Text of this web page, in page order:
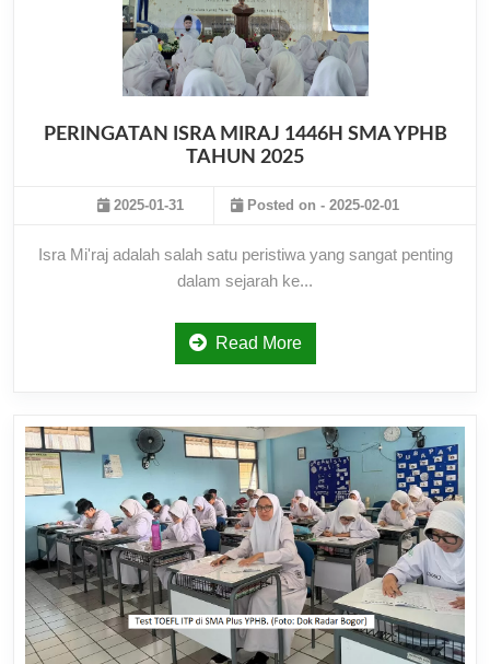
PERINGATAN ISRA MIRAJ 1446H SMA YPHB
TAHUN 2025
2025-01-31 Posted on - 2025-02-01
Isra Mi'raj adalah salah satu peristiwa yang sangat penting
dalam sejarah ke...
Read More